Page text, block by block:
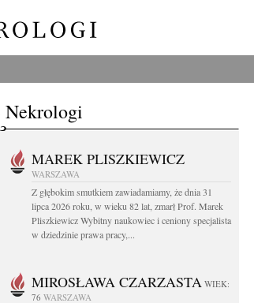
Nekrologi
MAREK PLISZKIEWICZ
WARSZAWA
Z głębokim smutkiem zawiadamiamy, że dnia 31
lipca 2026 roku, w wieku 82 lat, zmarł Prof. Marek
Pliszkiewicz Wybitny naukowiec i ceniony specjalista
w dziedzinie prawa pracy,...
MIROSŁAWA CZARZASTA WIEK:
76 WARSZAWA